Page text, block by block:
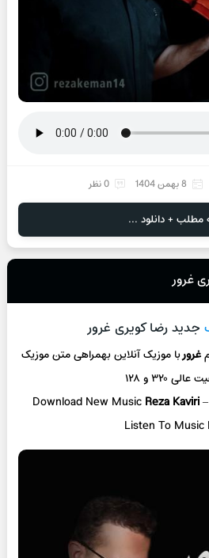
8 بهمن 1404 0 نظر
مطلب + دانلود ...
غرور
جدید رضا کویری غرور
غروربا موزیک آنلاینبهمراهی متن موزیک
۳۲۰ و ۱۲۸
Download New Music Reza Kaviri–
Listen To Music